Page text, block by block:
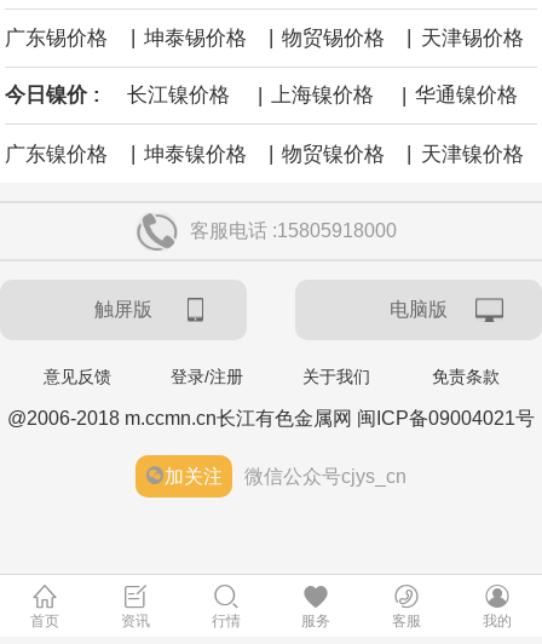
广东锡价格 坤泰锡价格 物贸锡价格 天津锡价格
今日镍价 : 长江镍价格 | 上海镍价格 | 华通镍价格
广东镍价格 | 坤泰镍价格 | 物贸镍价格 | 天津镍价格
客服电话 :15805918000
触屏版 电脑版
意见反馈 登录/注册 关于我们 免责条款
@2006-2018 m.ccmn.cn长江有色金属网 闽ICP备09004021号
加关注 微信公众号cjys_cn
首页 资讯 行情 服务 客服 我的